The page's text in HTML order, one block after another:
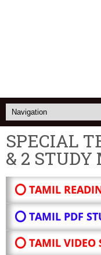
SPECIAL
& 2
⭕ TAMIL
⭕ TAMIL PDF
⭕ TAMIL VIDEO